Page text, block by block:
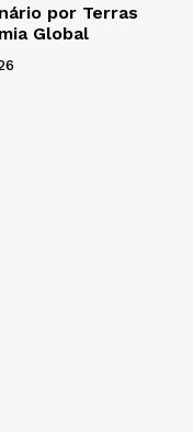
por Terras
Global